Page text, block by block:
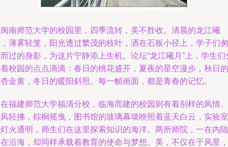
南师范大学的校园里，四季流转，美不胜收。清晨的龙江曦
薄雾轻笼，阳光透过繁茂的枝叶，洒在石板小径上，学子们匆
过的身影，为这片宁静添上生机。论坛“龙江曦月”上，学生们
校园的点点滴滴：春日的桃花盛开，夏夜的星空漫步，秋日的
金黄，冬日的暖阳斜照。每一帧画面，都是青春的记忆。
福建师范大学福清分校，临海而建的校园则有着别样的风情。
轻拂，棕榈摇曳，图书馆的玻璃幕墙映照着蓝天白云，实验室
火通明，师生们在这里探索知识的海洋。两所师院，一在内陆
沿海，却同样承载着教育的使命与梦想。美，不仅在于风景，